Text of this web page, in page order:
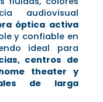
audiovisual
óptica activa
y confiable en
ideal para
centros de
theater y
de larga